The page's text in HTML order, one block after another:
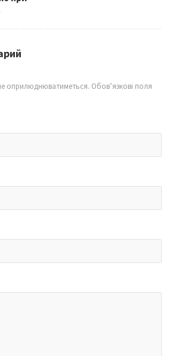
оприлюднюватиметься. Обов’язкові поля